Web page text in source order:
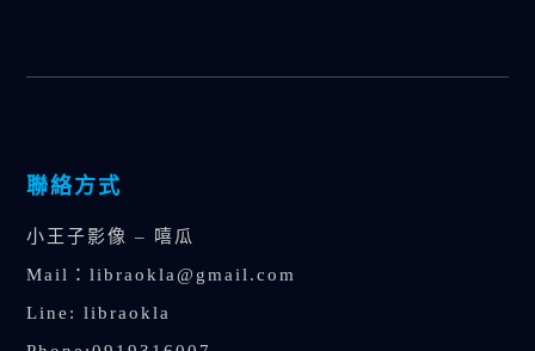
聯絡方式
小王子影像 – 嘻瓜
Mail：libraokla@gmail.com
Line: libraokla